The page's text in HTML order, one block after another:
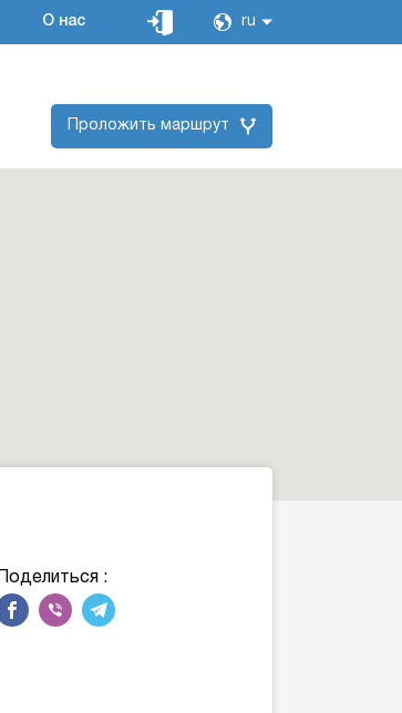
О нас ru
Проложить маршрут
Поделиться :